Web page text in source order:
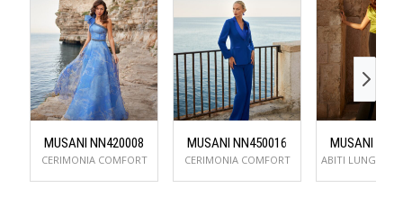
MUSANI NN420008
CERIMONIA COMFORT
MUSANI NN450016
CERIMONIA COMFORT
MUSANI